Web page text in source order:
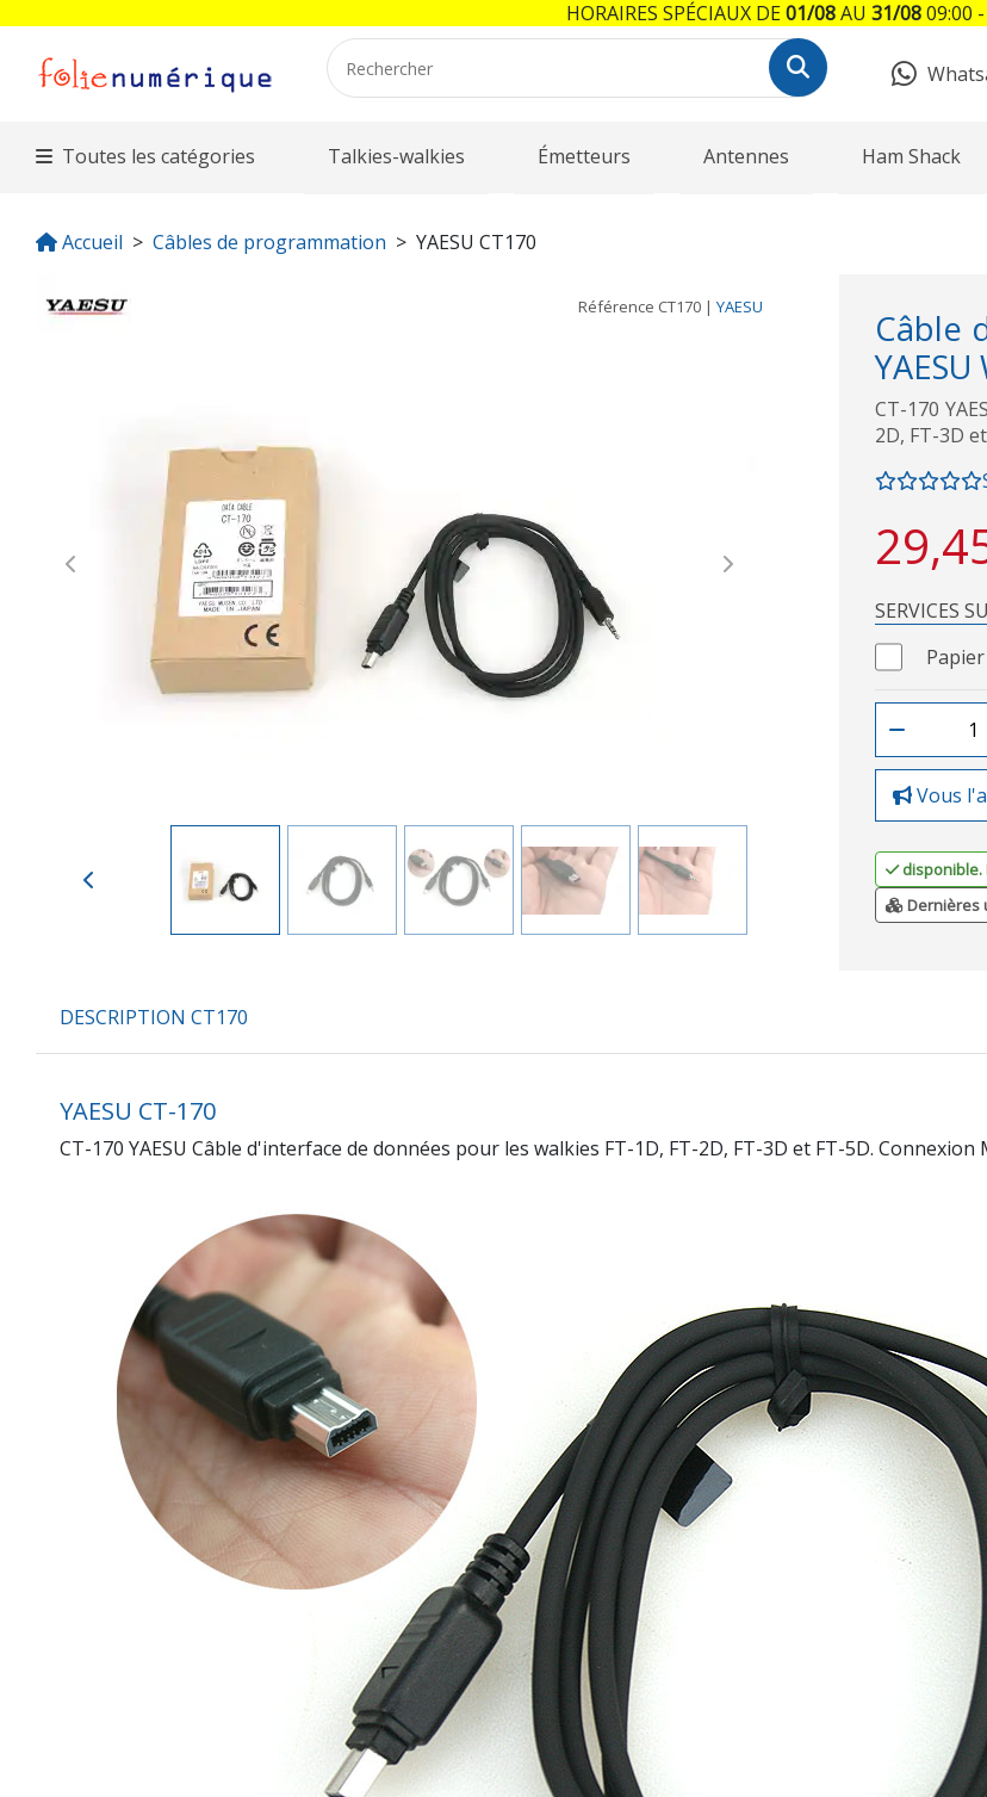
Toutes les catégories Talkies-walkies Émetteurs Antennes Ham Shack
Accueil Câbles de programmation YAESU CT170
Référence CT170 | YAESU
Previous Next
Câble
CT-170
2D, FT-3D
SERVICES
Vous
disponible.
Dernières
DESCRIPTION CT170
YAESU CT-170
CT-170 YAESU Câble d'interface de données pour les walkies FT-1D, FT-2D, FT-3D et FT-5D.
HORAIRES SPÉCIAUX DE01/08AU 31/0809:00